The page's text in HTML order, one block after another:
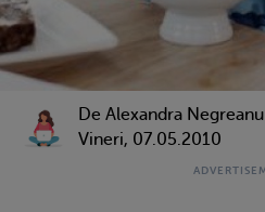
De Alexandra Negreanu
Vineri, 07.05.2010